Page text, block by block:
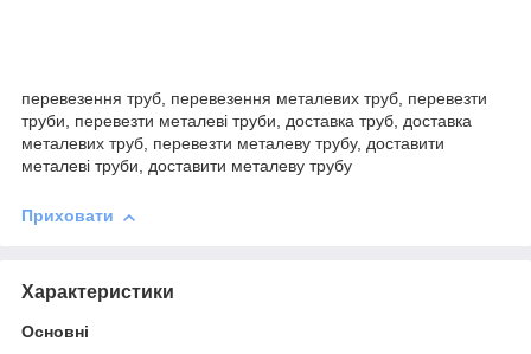
перевезення труб, перевезення металевих труб, перевезти
труби, перевезти металеві труби, доставка труб, доставка
металевих труб, перевезти металеву трубу, доставити
металеві труби, доставити металеву трубу
Приховати
Характеристики
Основні